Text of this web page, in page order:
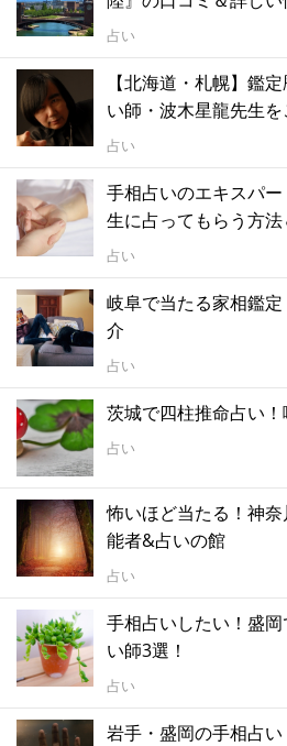
占い
【北海道・札幌】鑑
い師・波木星龍先生を
占い
手相占いのエキスパ
生に占ってもらう方法
占い
岐阜で当たる家相鑑
介
占い
茨城で四柱推命占い
占い
怖いほど当たる！神
能者&占いの館
占い
手相占いしたい！盛
い師3選！
占い
岩手・盛岡の手相占